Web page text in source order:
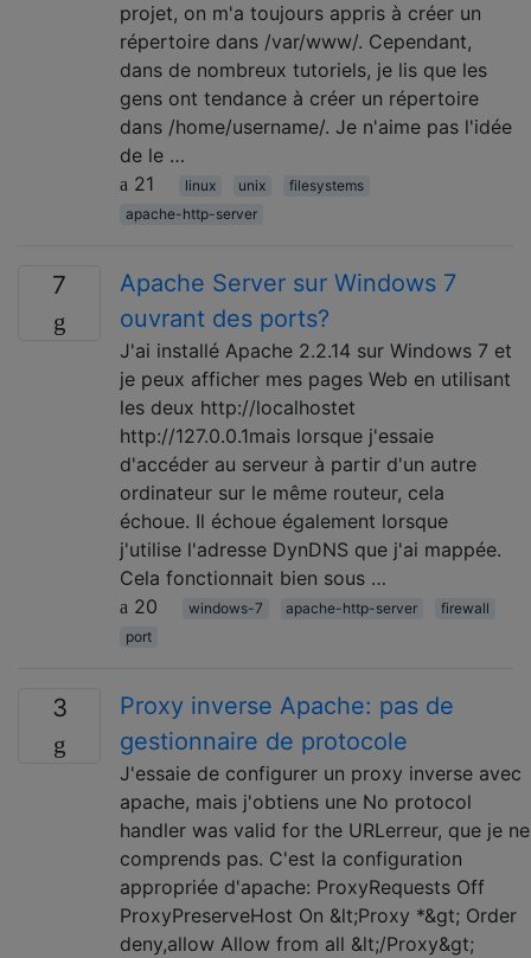
projet, on m'a toujours appris à créer un
répertoire dans /var/www/. Cependant,
dans de nombreux tutoriels, je lis que les
gens ont tendance à créer un répertoire
dans /home/username/. Je n'aime pas l'idée
de le …
21
linux unix
filesystems
apache-http-server
7
Apache Server sur Windows 7
ouvrant des ports?
J'ai installé Apache 2.2.14 sur Windows 7 et
je peux afficher mes pages Web en utilisant
les deux http://localhostet
http://127.0.0.1mais lorsque j'essaie
d'accéder au serveur à partir d'un autre
ordinateur sur le même routeur, cela
échoue. Il échoue également lorsque
j'utilise l'adresse DynDNS que j'ai mappée.
Cela fonctionnait bien sous …
20
windows-7 apache-http-server
firewall
port
3
Proxy inverse Apache: pas de
gestionnaire de protocole
J'essaie de configurer un proxy inverse avec
apache, mais j'obtiens une No protocol
handler was valid for the URLerreur, que je ne
comprends pas. C'est la configuration
appropriée d'apache: ProxyRequests Off
ProxyPreserveHost On &lt;Proxy *&gt; Order
deny,allow Allow from all &lt;/Proxy&gt;